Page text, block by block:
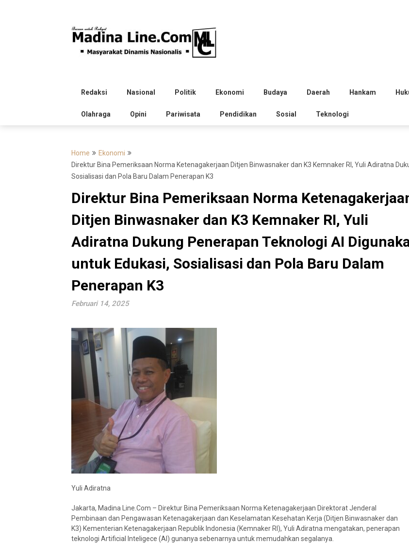
Redaksi Nasional Politik Ekonomi Budaya Daerah Hankam
Olahraga Opini Pariwisata Pendidikan Sosial Teknologi
Home
Ekonomi
Direktur Bina Pemeriksaan Norma Ketenagakerjaan Ditjen Binwasnaker dan K3 Kemnaker RI, Yuli Adiratna
Sosialisasi dan Pola Baru Dalam Penerapan K3
Direktur Bina Pemeriksaan Norma
Ditjen Binwasnaker dan K3 Kemnaker RI, Yuli
Adiratna Dukung Penerapan Teknologi AI
untuk Edukasi, Sosialisasi dan Pola Baru Dalam
Penerapan K3
Februari 14, 2025
Yuli Adiratna
Jakarta, Madina Line.Com – Direktur Bina Pemeriksaan Norma Ketenagakerjaan Direktorat Jenderal
Pembinaan dan Pengawasan Ketenagakerjaan dan Keselamatan Kesehatan Kerja (Ditjen Binwasnaker dan
K3) Kementerian Ketenagakerjaan Republik Indonesia (Kemnaker RI), Yuli Adiratna mengatakan, penerapan
teknologi Artificial Inteligece (AI) gunanya sebenarnya untuk memudahkan segalanya.